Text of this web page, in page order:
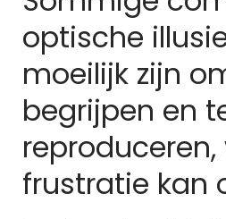
optische
moeilijk zijn
begrijpen en
frustratie kan